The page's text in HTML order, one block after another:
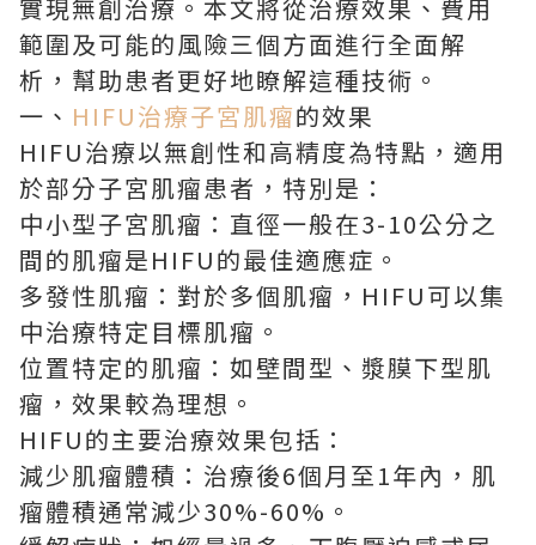
實現無創治療。本文將從治療效果、費用
範圍及可能的風險三個方面進行全面解
析，幫助患者更好地瞭解這種技術。
一、 HIFU治療子宮肌瘤的效果
HIFU治療以無創性和高精度為特點，適用
於部分子宮肌瘤患者，特別是：
中小型子宮肌瘤：直徑一般在3-10公分之
間的肌瘤是HIFU的最佳適應症。
多發性肌瘤：對於多個肌瘤，HIFU可以集
中治療特定目標肌瘤。
位置特定的肌瘤：如壁間型、漿膜下型肌
瘤，效果較為理想。
HIFU的主要治療效果包括：
減少肌瘤體積：治療後6個月至1年內，肌
瘤體積通常減少30%-60%。